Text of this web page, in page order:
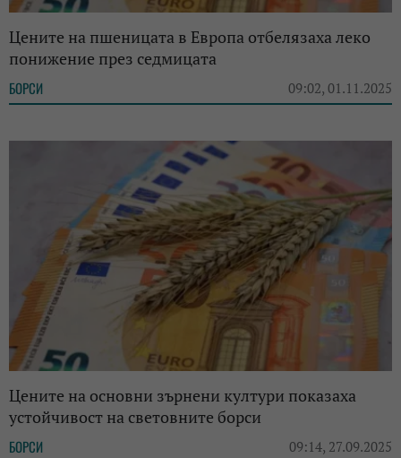
Цените на пшеницата в Европа отбелязаха леко
понижение през седмицата
БОРСИ 09:02, 01.11.2025
Цените на основни зърнени култури показаха
устойчивост на световните борси
БОРСИ 09:14, 27.09.2025